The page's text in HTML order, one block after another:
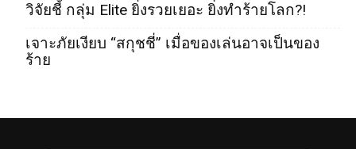
วิจัยชี้ กลุ่ม Elite ยิ่งรวยเยอะ ยิ่งทำร้ายโลก?!
เจาะภัยเงียบ “สกุชชี่” เมื่อของเล่นอาจเป็นของ
ร้าย